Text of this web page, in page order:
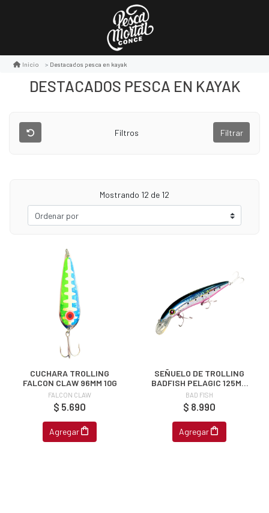
Inicio Destacados pesca en kayak
DESTACADOS PESCA EN KAYAK
Filtros Filtrar
Mostrando 12 de 12
CUCHARA TROLLING
FALCON CLAW 96MM 10G
FALCON CLAW
$ 5.690
Agregar
SEÑUELO DE TROLLING
BADFISH PELAGIC 125MM
19G
BAD FISH
$ 8.990
Agregar